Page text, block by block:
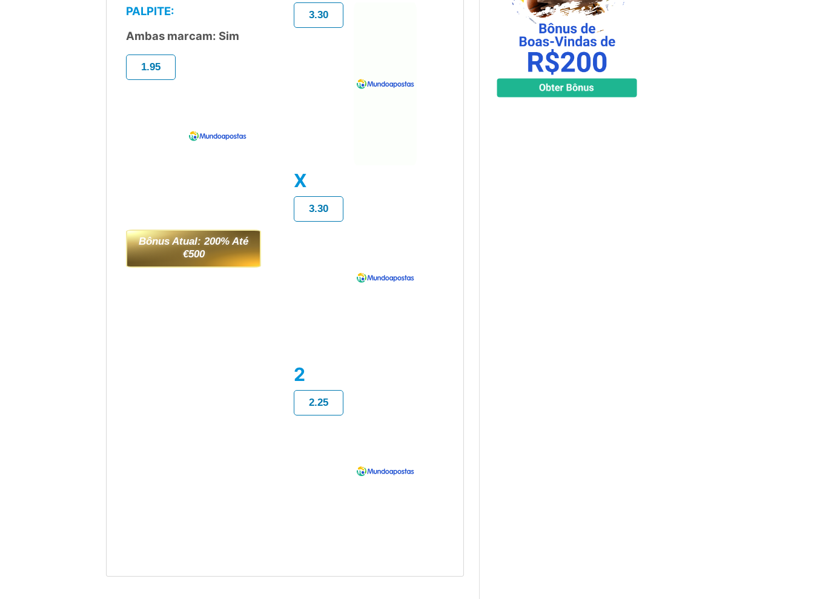
PALPITE:
Ambas marcam: Sim
1.95
Bônus Atual: 200% Até
€500
3.30
X
3.30
2
2.25